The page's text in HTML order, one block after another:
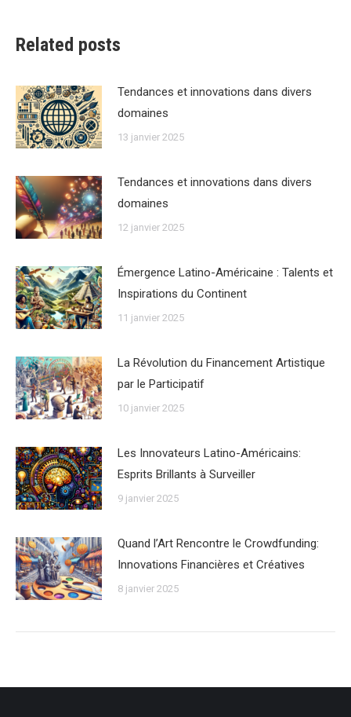
Related posts
Tendances et innovations dans divers
domaines
13 janvier 2025
Tendances et innovations dans divers
domaines
12 janvier 2025
Émergence Latino-Américaine : Talents et
Inspirations du Continent
11 janvier 2025
La Révolution du Financement Artistique
par le Participatif
10 janvier 2025
Les Innovateurs Latino-Américains:
Esprits Brillants à Surveiller
9 janvier 2025
Quand l’Art Rencontre le Crowdfunding:
Innovations Financières et Créatives
8 janvier 2025